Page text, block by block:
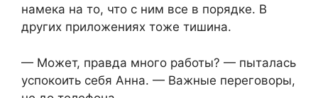
намека на то, что с ним все в порядке. В
других приложениях тоже тишина.
— Может, правда много работы? — пыталась
успокоить себя Анна. — Важные переговоры,